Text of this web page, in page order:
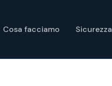
Cosa facciamo Sicurezza